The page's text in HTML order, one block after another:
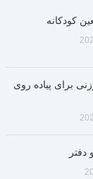
کودکانه
برای پیاده روی